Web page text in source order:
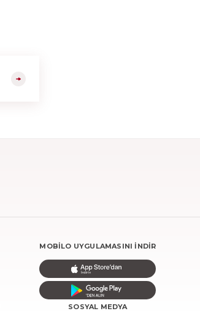
MOBILO UYGULAMASINI İNDIR
SOSYAL MEDYA